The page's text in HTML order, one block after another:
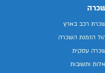
רכב בארץ
הזמנת השכרה
עסקית
ותשובות